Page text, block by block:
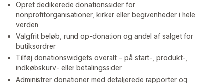
Opret dedikerede donationssider for
nonprofitorganisationer, kirker eller begivenheder i hele
verden
Valgfrit beløb, rund op-donation og andel af salget for
butiksordrer
Tilføj donationswidgets overalt – på start-, produkt-,
indkøbskurv- eller betalingssider
Administrer donationer med detaljerede rapporter og